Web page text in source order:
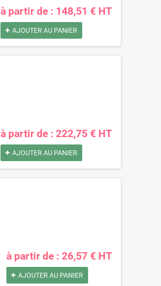
à partir de : 148,51 € HT
AJOUTER AU PANIER
à partir de : 222,75 € HT
AJOUTER AU PANIER
à partir de : 26,57 € HT
AJOUTER AU PANIER